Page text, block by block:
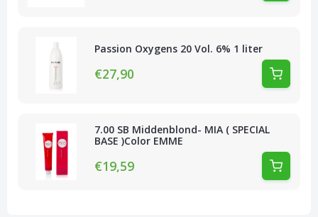
Passion Oxygens 20 Vol. 6% 1 liter
€27,90
7.00 SB Middenblond- MIA ( SPECIAL
BASE )Color EMME
€19,59